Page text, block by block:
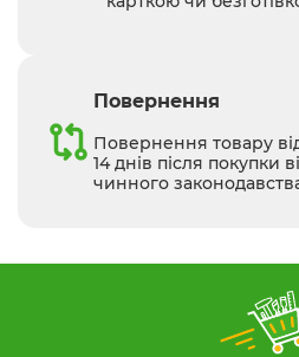
Повернення
Повернення товару
14 днів після покупки
чинного